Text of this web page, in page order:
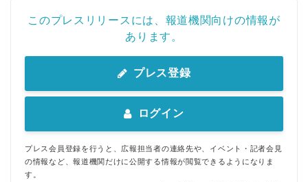
このプレスリリースには、報道機関向けの情報が
あります。
プレス登録
ログイン
プレス会員登録を行うと、広報担当者の連絡先や、イベント・記者会見
の情報など、報道機関だけに公開する情報が閲覧できるようになりま
す。